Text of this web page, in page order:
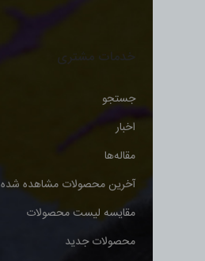
خدمات مشتری
جستجو
اخبار
مقاله‌ها
آخرین محصولات مشاهده شده
مقایسه لیست محصولات
محصولات جدید